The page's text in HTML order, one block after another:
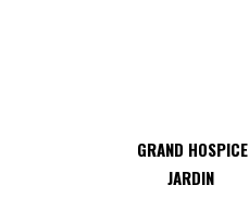
GRAND HOSPICE
JARDIN